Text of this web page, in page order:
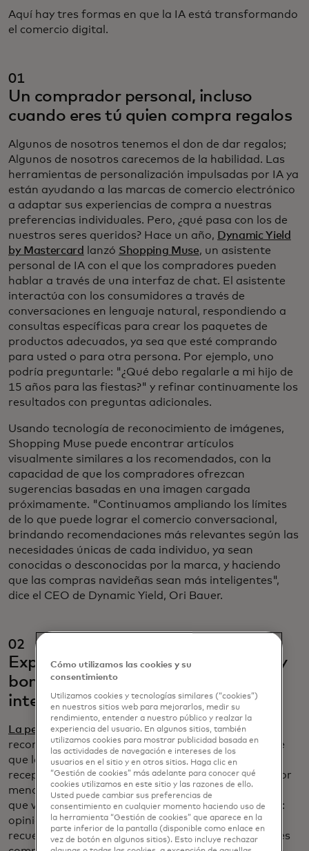
Aquí hay tres formas en que la IA está transformando
el comercio digital.
01
Un comprador personal, incluso
cuando eres tú quien compra regalos
Algunos de nosotros tenemos el don de dar regalos;
Algunos de nosotros carecemos de la habilidad. Las
herramientas de personalización impulsadas por IA ya
están ayudando a las marcas de comercio electrónico
a adaptar sus experiencias de compra a nuestras
preferencias individuales. Pero, ¿qué pasa con los de
nuestros seres queridos? Hace un año, Dynamic Yield
by Mastercard
lanzó Shopping Muse, un asistente
personal de IA con el que los compradores pueden
hablar a través de una interfaz de chat. El asistente
interactúa con los consumidores a través de
conversaciones en lenguaje natural, respondiendo a
consultas específicas para crear los paquetes de
productos adecuados, ya sea que esté comprando
para usted o para otra persona. Por ejemplo, uno
podría preguntarle: "¿Qué debo regalarle a mi hijo de
15 años para las fiestas?" y refinar continuamente los
resultados con preguntas adicionales.
Usando tecnología de reconocimiento de imágenes,
Shopping Muse puede encontrar artículos
visualmente similares a los recomendados, con la
capacidad de que los compradores ofrezcan
sugerencias basadas en una imagen cargada
próximamente. "Continuamos ampliando los límites
de lo que puede lograr el comercio conversacional,
brindando recomendaciones más relevantes según las
necesidades únicas de cada individuo, ya sean
conocidas o desconocidas por la marca, y haciendo
que las compras navideñas sean más inteligentes",
dice el CEO de Dynamic Yield, Ori Bauer.
02
Experiencias de compra receptivas y
bombardeos de marketing más
inteligentes
La personalizaciónva mucho más allá de las
recomendaciones de productos, afirma Bauer; hace
que la experiencia de compra en general sea más
receptiva. Por ejemplo, si un sitio web de venta al por
menor sabe que estás buscando regalos, es posible
que veas lo que se llama "prueba social" destacada:
opiniones de clientes, testimonios o incluso un
recuento actualizado de cuántos otros compradores
Cómo utilizamos las cookies y su
consentimiento
Utilizamos cookies y tecnologías similares (“cookies”)
en nuestros sitios web para mejorarlos, medir su
rendimiento, entender a nuestro público y realzar la
experiencia del usuario. En algunos sitios, también
utilizamos cookies para mostrar publicidad basada en
las actividades de navegación e intereses de los
usuarios en el sitio y en otros sitios. Haga clic en
“Gestión de cookies” más adelante para conocer qué
cookies utilizamos en este sitio y las razones de ello.
Usted puede cambiar sus preferencias de
consentimiento en cualquier momento haciendo uso de
la herramienta “Gestión de cookies” que aparece en la
parte inferior de la pantalla (disponible como enlace en
vez de botón en algunos sitios). Esto incluye rechazar